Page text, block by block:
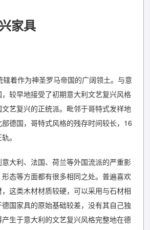
家具
着作为神圣罗马帝国的广阔领土。与意
较早地接受了初期意大利文艺复兴风格
艺复兴的正统派。毗邻于哥特式发祥地
德国，哥特式风格的残存时间较长，16
。
大利、法国、荷兰等外国流派的严重影
态等方面都有很多相同之处。普遍喜欢
这类木材材质较硬，可以采用与石材相
国家具的原始基础较差，没有其自己独
生于意大利的文艺复兴风格完整地在德